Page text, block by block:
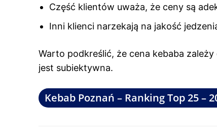
Część klientów uważa, że ceny są
Inni klienci narzekają na jakość
Warto podkreślić, że cena kebaba
jest subiektywna.
Kebab Poznań – Ranking Top 25 –